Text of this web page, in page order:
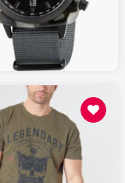
AMAZON.fr